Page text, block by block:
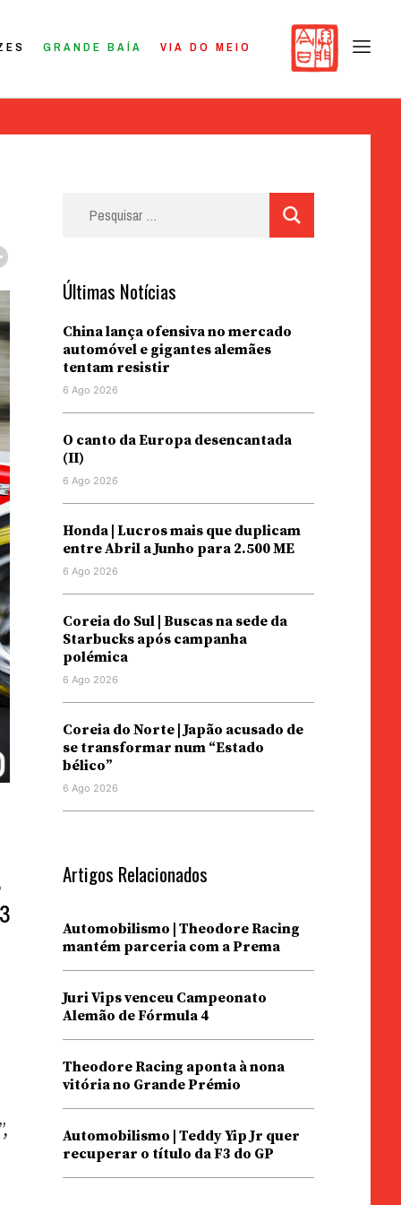
GRANDE BAÍA VIA DO MEIO
Últimas Notícias
China lança ofensiva no mercado
automóvel e gigantes alemães
tentam resistir
6 Ago 2026
O canto da Europa desencantada
(II)
6 Ago 2026
Honda | Lucros mais que duplicam
entre Abril a Junho para 2.500 ME
6 Ago 2026
Coreia do Sul | Buscas na sede da
Starbucks após campanha
polémica
6 Ago 2026
Coreia do Norte | Japão acusado de
se transformar num “Estado
bélico”
6 Ago 2026
Artigos Relacionados
Automobilismo | Theodore Racing
mantém parceria com a Prema
Juri Vips venceu Campeonato
Alemão de Fórmula 4
Theodore Racing aponta à nona
vitória no Grande Prémio
Automobilismo | Teddy Yip Jr quer
recuperar o título da F3 do GP